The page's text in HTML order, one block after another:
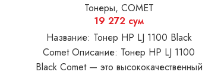
Тонеры, COMET
19 272 сум
Название: Тонер HP LJ 1100 Black
Comet Описание: Тонер HP LJ 1100
Black Comet — это высококачественный